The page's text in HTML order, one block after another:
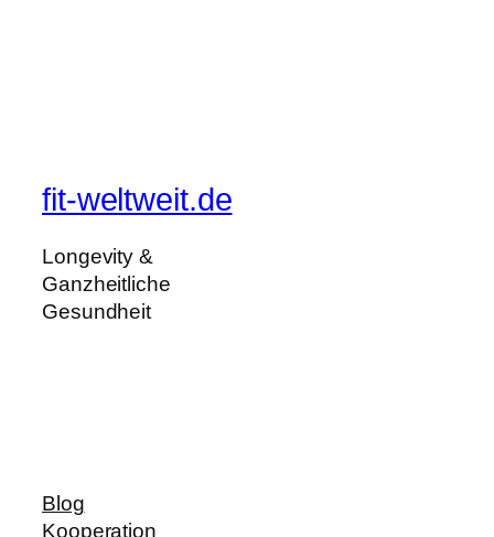
fit-weltweit.de
Longevity &
Ganzheitliche
Gesundheit
Blog
Kooperation